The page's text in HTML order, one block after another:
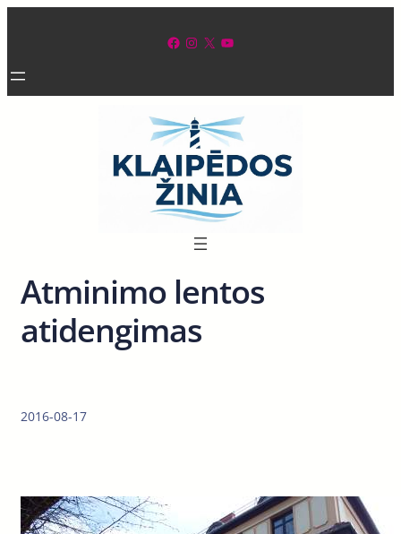
Facebook Instagram X YouTube
Atminimo lentos
atidengimas
2016-08-17